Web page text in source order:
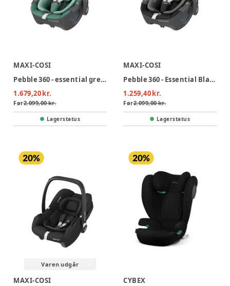
MAXI-COSI
Pebble 360 - essential green
1.679,20 kr.
Før2.099,00 kr.
Lagerstatus
MAXI-COSI
Pebble 360 - Essential Black
1.259,40 kr.
Før2.099,00 kr.
Lagerstatus
Varen udgår
MAXI-COSI
CYBEX